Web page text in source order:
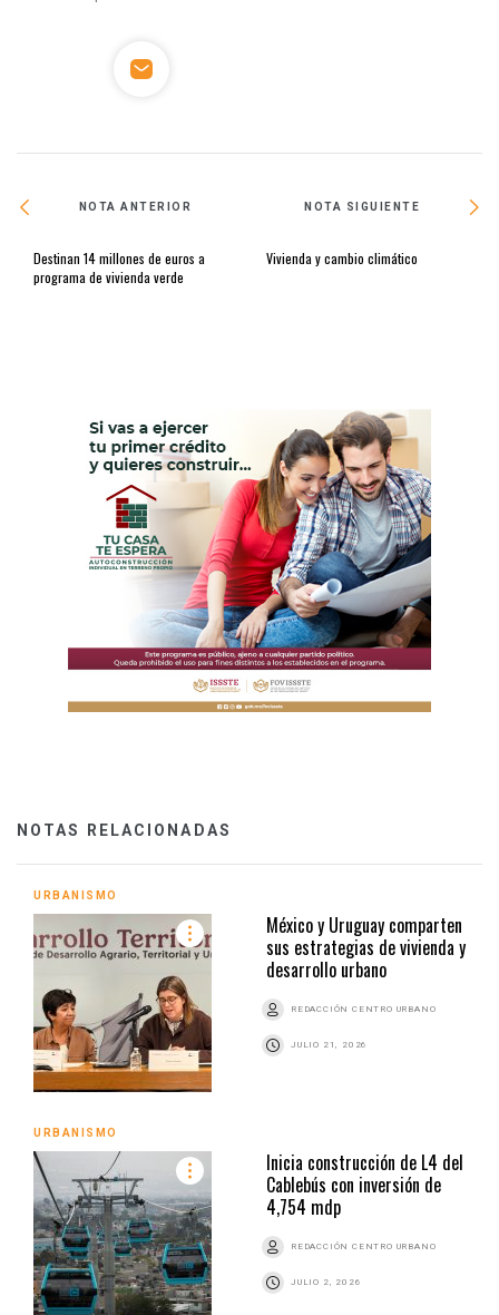
NOTA ANTERIOR
Destinan 14 millones de euros a
programa de vivienda verde
NOTA SIGUIENTE
Vivienda y cambio climático
NOTAS RELACIONADAS
URBANISMO
México y Uruguay comparten
sus estrategias de vivienda y
desarrollo urbano
REDACCIÓN CENTRO URBANO
JULIO 21, 2026
URBANISMO
Inicia construcción de L4 del
Cablebús con inversión de
4,754 mdp
REDACCIÓN CENTRO URBANO
JULIO 2, 2026